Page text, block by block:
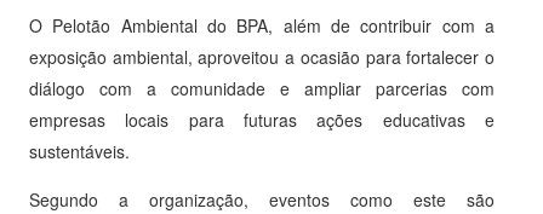
O Pelotão Ambiental do BPA, além de contribuir com a
exposição ambiental, aproveitou a ocasião para fortalecer o
diálogo com a comunidade e ampliar parcerias com
empresas locais para futuras ações educativas e
sustentáveis.
Segundo a organização, eventos como este são